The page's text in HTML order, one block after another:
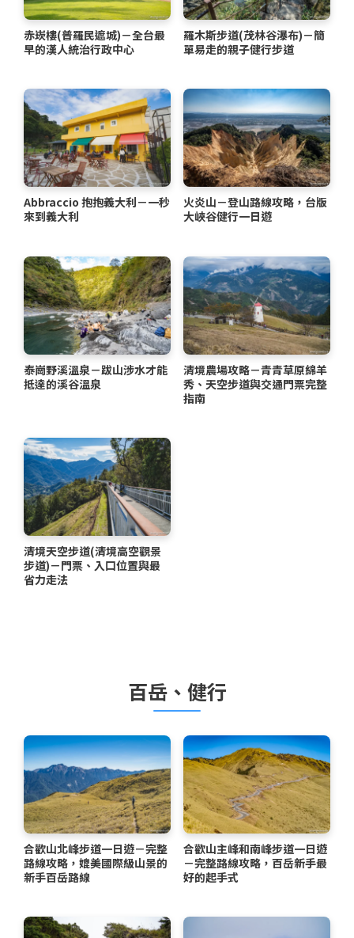
赤崁樓(普羅民遮城)－全台最
早的漢人統治行政中心
羅木斯步道(茂林谷瀑布)－簡
單易走的親子健行步道
Abbraccio 抱抱義大利－一秒
來到義大利
火炎山－登山路線攻略，台版
大峽谷健行一日遊
泰崗野溪溫泉－跋山涉水才能
抵達的溪谷溫泉
清境農場攻略－青青草原綿羊
秀、天空步道與交通門票完整
指南
清境天空步道(清境高空觀景
步道)－門票、入口位置與最
省力走法
百岳、健行
合歡山北峰步道一日遊－完整
路線攻略，媲美國際級山景的
新手百岳路線
合歡山主峰和南峰步道一日遊
－完整路線攻略，百岳新手最
好的起手式